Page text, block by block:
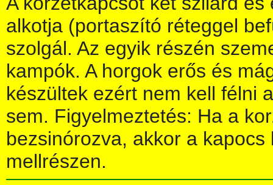
alkotja (portaszító réteggel
szolgál. Az egyik részén
kampók. A horgok erős és
készültek ezért nem kell félni
sem. Figyelmeztetés: Ha a
bezsinórozva, akkor a kapocs
mellrészen.